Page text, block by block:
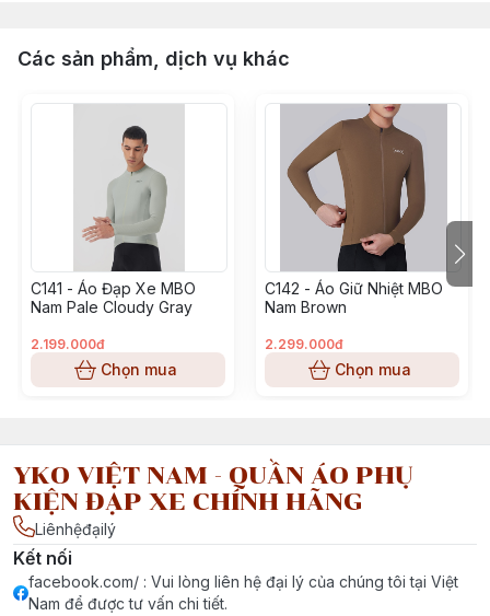
💧 Thấm hút mồ hôi nhanh – khô ráo suốt hành trình dù
💪 Ôm sát tinh tế – tôn dáng, nâng hiệu suất, đạp bao
🔒 Khóa kéo YKK cao cấp – mượt, bền, dễ mở nhanh
🧷 Viền áo silicone chống trượt – giữ áo cố định khi tăng
ban đêm.
✨ Khi gu thẩm mỹ và hiệu suất kết hợp trên từng cung
Các sản phẩm, dịch vụ khác
C141 - Áo Đạp Xe MBO
Nam Pale Cloudy Gray
2.199.000đ
Chọn mua
C142 - Áo Giữ Nhiệt MBO
Nam Brown
2.299.000đ
Chọn mua
YKO VIỆT NAM - QUẦN ÁO PHỤ
KIỆN ĐẠP XE CHÍNH HÃNG
Liênhệđạilý
Kết nối
facebook.com/ : Vui lòng liên hệ đại lý của chúng tôi tại Việt
Nam để được tư vấn chi tiết.